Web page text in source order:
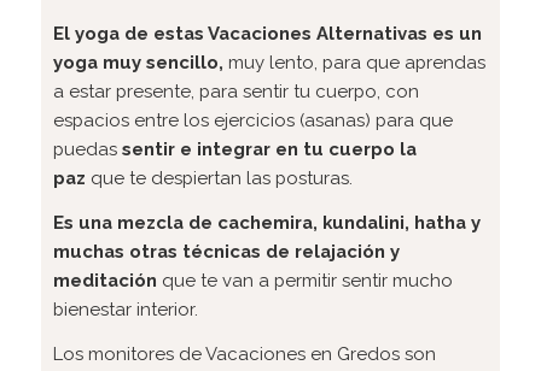
El yoga de estas Vacaciones Alternativas es un
yoga muy sencillo, muy lento, para que aprendas
a estar presente, para sentir tu cuerpo, con
espacios entre los ejercicios (asanas) para que
puedas sentir e integrar en tu cuerpo la
paz que te despiertan las posturas.
Es una mezcla de cachemira, kundalini, hatha y
muchas otras técnicas de relajación y
meditación que te van a permitir sentir mucho
bienestar interior.
Los monitores de Vacaciones en Gredos son